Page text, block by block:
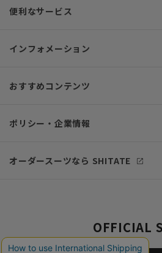
便利なサービス
インフォメーション
おすすめコンテンツ
ポリシー・企業情報
オーダースーツなら SHITATE
OFFICIAL